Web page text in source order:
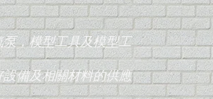
，模型工具及模型工
備及相關材料的供應